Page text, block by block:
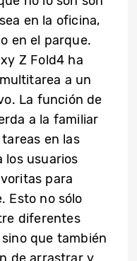
en la oficina,
en el parque.
Z Fold4 ha
a un
La función de
a la familiar
en las
los usuarios
para
Esto no sólo
diferentes
que también